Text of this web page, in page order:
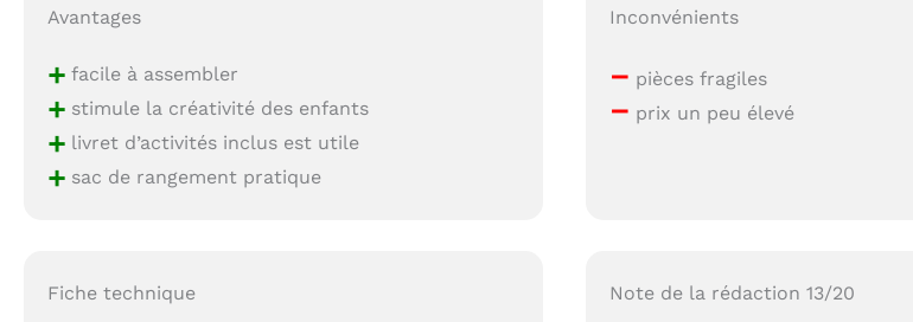
Avantages
+ facile à assembler
+ stimule la créativité des enfants
+ livret d’activités inclus est utile
+ sac de rangement pratique
Inconvénients
– pièces fragiles
– prix un peu élevé
Fiche technique Note de la rédaction 13/20